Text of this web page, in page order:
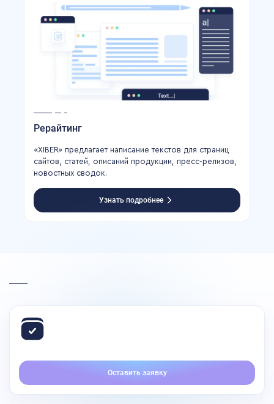
Рерайтинг
«XIBER» предлагает написание текстов для страниц
сайтов, статей, описаний продукции, пресс-релизов,
новостных сводок.
Узнать подробнее
Оставить заявку